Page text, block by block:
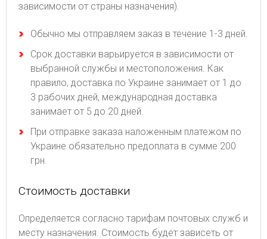
зависимости от страны назначения).
Обычно мы отправляем заказ в течение 1-3 дней.
Срок доставки варьируется в зависимости от
выбранной службы и местоположения. Как
правило, доставка по Украине занимает от 1 до
3 рабочих дней, международная доставка
занимает от 5 до 20 дней.
При отправке заказа наложенным платежом по
Украине обязательно предоплата в сумме 200
грн.
Стоимость доставки
Определяется согласно тарифам почтовых служб и
месту назначения. Стоимость будет зависеть от